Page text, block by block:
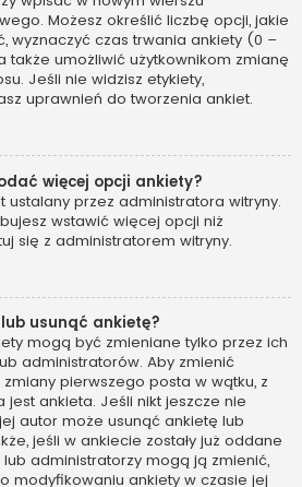
Możesz określić liczbę opcji, jakie
wyznaczyć czas trwania ankiety (0 –
także umożliwić użytkownikom zmianę
Jeśli nie widzisz etykiety,
uprawnień do tworzenia ankiet.
więcej opcji ankiety?
ustalany przez administratora witryny.
wstawić więcej opcji niż
się z administratorem witryny.
usunąć ankietę?
mogą być zmieniane tylko przez ich
administratorów. Aby zmienić
pierwszego posta w wątku, z
jest ankieta. Jeśli nikt jeszcze nie
autor może usunąć ankietę lub
jeśli w ankiecie zostały już oddane
lub administratorzy mogą ją zmienić,
modyfikowaniu ankiety w czasie jej